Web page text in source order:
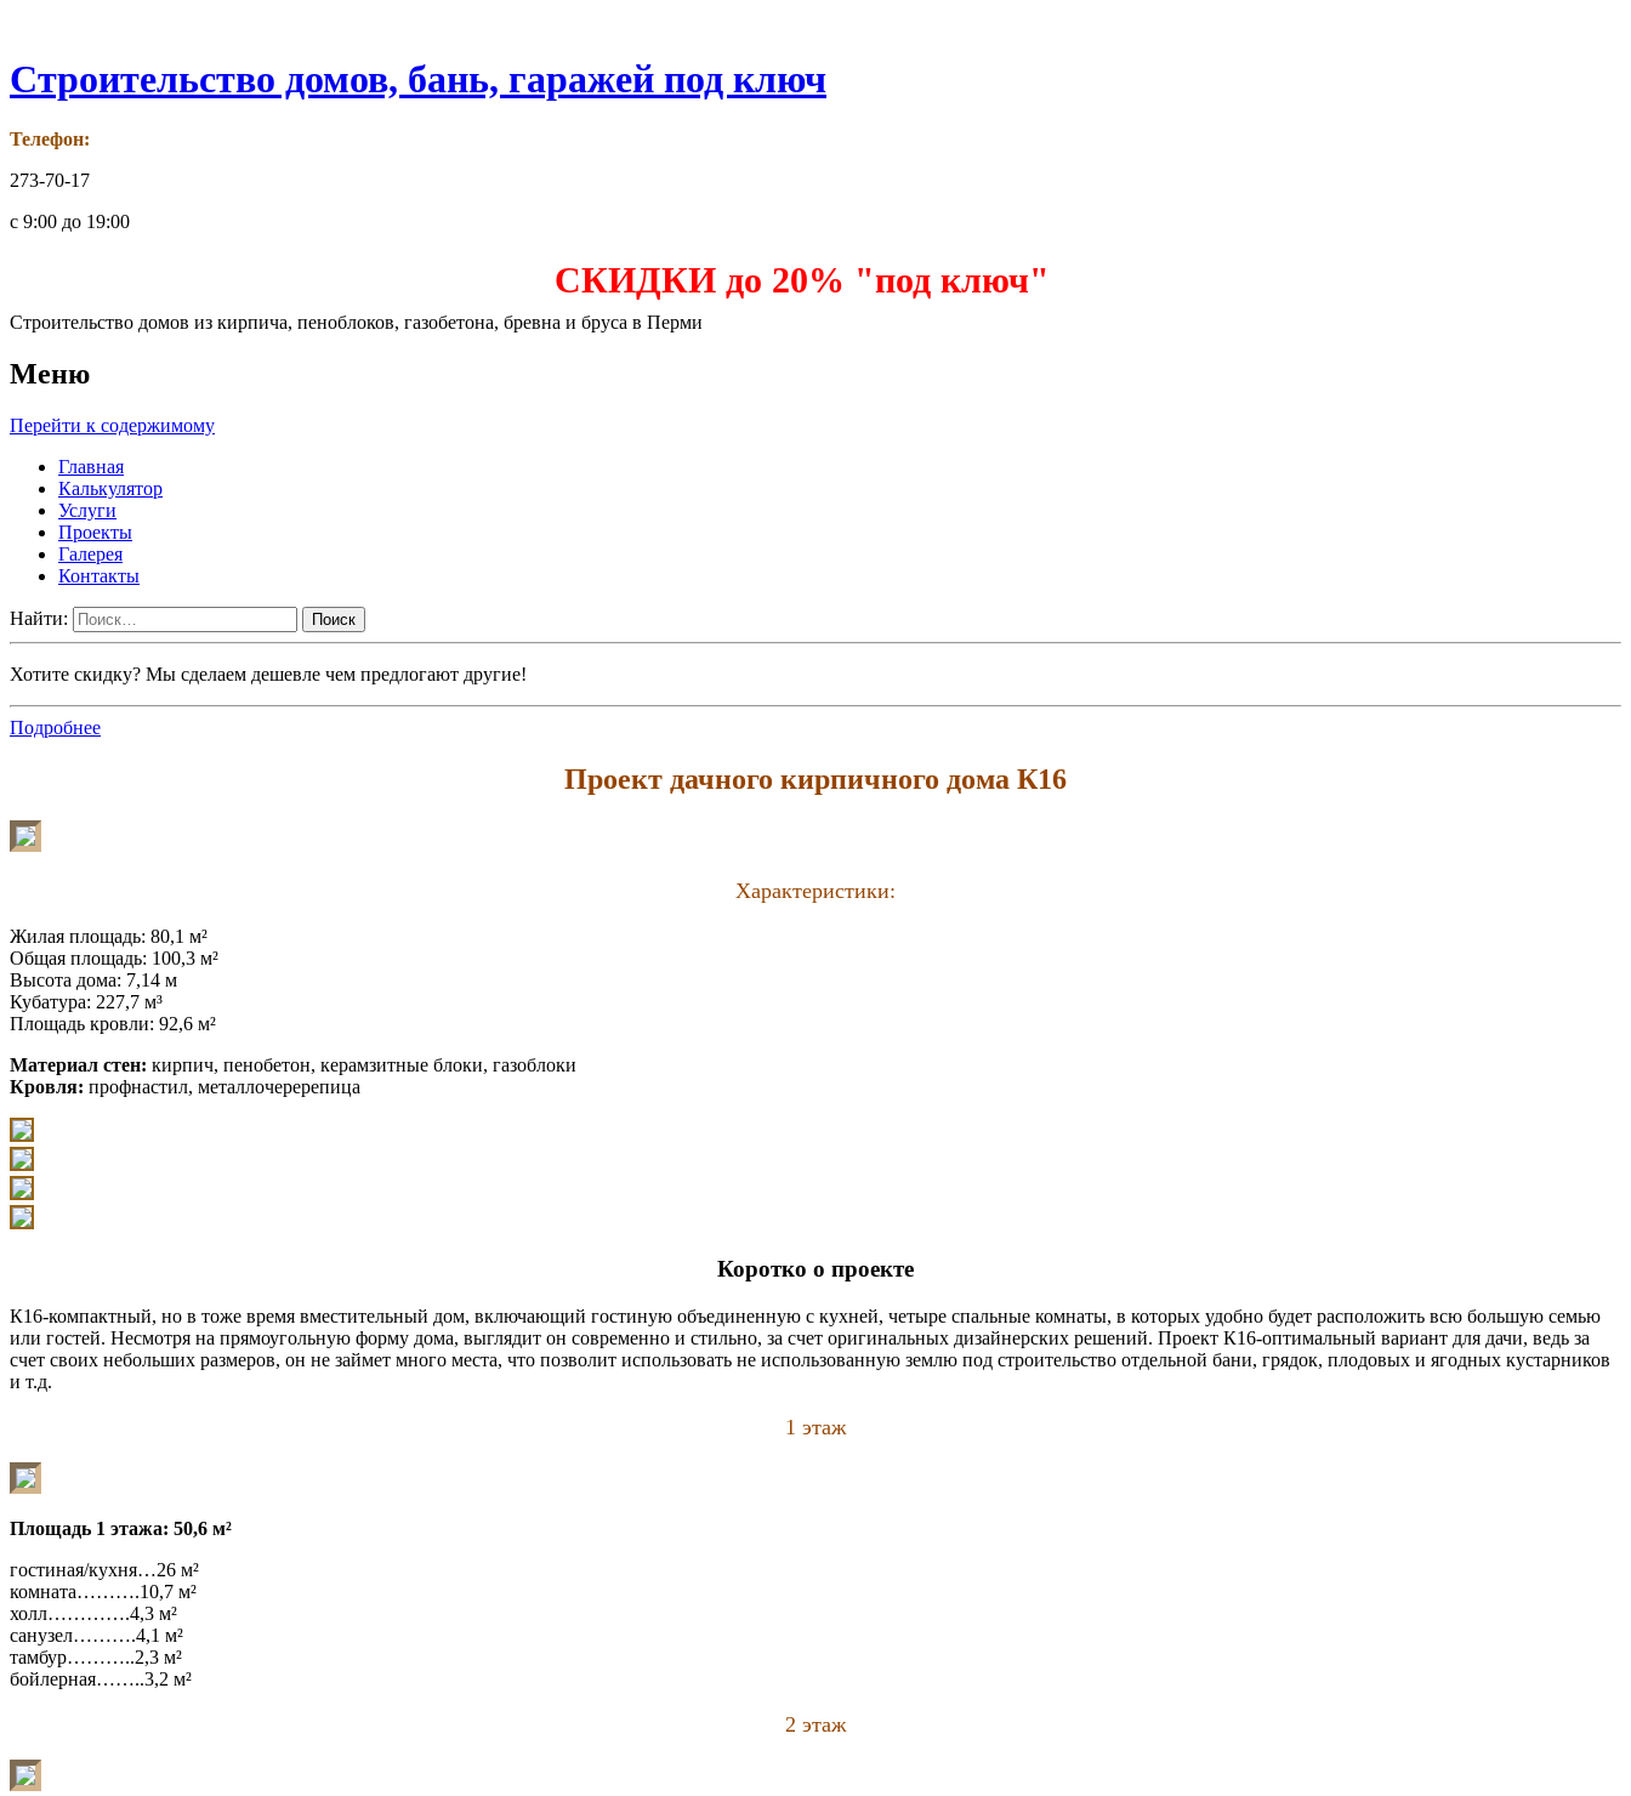
Строительство домов, бань, гаражей под ключ
Телефон:
273-70-17
с 9:00 до 19:00
СКИДКИ до 20% "под ключ"
Строительство домов из кирпича, пеноблоков, газобетона, бревна и бруса в Перми
Меню
Перейти к содержимому
Главная
Калькулятор
Услуги
Проекты
Галерея
Контакты
Найти:
Хотите скидку? Мы сделаем дешевле чем предлогают другие!
Подробнее
Проект дачного кирпичного дома К16
Характеристики:
Жилая площадь: 80,1 м²
Общая площадь: 100,3 м²
Высота дома: 7,14 м
Кубатура: 227,7 м³
Площадь кровли: 92,6 м²
Материал стен: кирпич, пенобетон, керамзитные блоки, газоблоки
Кровля: профнастил, металлочеререпица
Коротко о проекте
К16-компактный, но в тоже время вместительный дом, включающий гостиную объединенную с кухней, четыре спальные комнаты, в которых удобно будет расположить всю большую семью
или гостей. Несмотря на прямоугольную форму дома, выглядит он современно и стильно, за счет оригинальных дизайнерских решений. Проект К16-оптимальный вариант для дачи, ведь за
счет своих небольших размеров, он не займет много места, что позволит использовать не использованную землю под строительство отдельной бани, грядок, плодовых и ягодных кустарников
и т.д.
1 этаж
Площадь 1 этажа: 50,6 м²
гостиная/кухня…26 м²
комната……….10,7 м²
холл………….4,3 м²
санузел……….4,1 м²
тамбур………..2,3 м²
бойлерная……..3,2 м²
2 этаж